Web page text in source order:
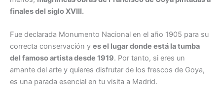
finales del siglo XVIII.
Fue declarada Monumento Nacional en el año 1905 para su
correcta conservación y es el lugar donde está la tumba
del famoso artista desde 1919. Por tanto, si eres un
amante del arte y quieres disfrutar de los frescos de Goya,
es una parada esencial en tu visita a Madrid.